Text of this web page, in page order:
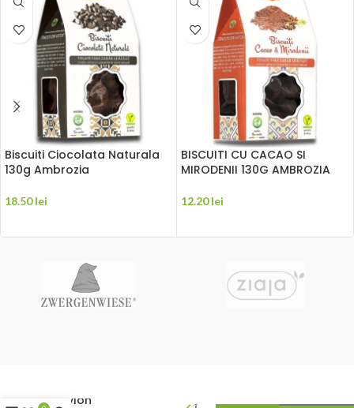
Biscuiti Ciocolata Naturala
130g Ambrozia
18.50lei
BISCUITI CU CACAO SI
MIRODENII 130G AMBROZIA
12.20lei
Ceylon